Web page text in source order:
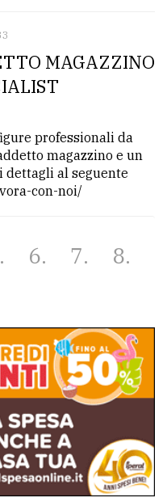
MAGAZZINO
professionali da
magazzino e un
dettagli al seguente
con-noi/
6 7
8